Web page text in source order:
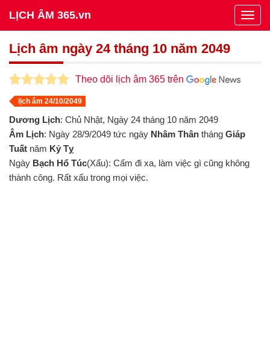
LỊCH ÂM 365.vn
Lịch âm ngày 24 tháng 10 năm 2049
Theo dõi lịch âm 365 trên
lịch âm 24/10/2049
Dương Lịch: Chủ Nhật, Ngày 24 tháng 10 năm 2049
Âm Lịch: Ngày 28/9/2049 tức ngày Nhâm Thân tháng Giáp
Tuất năm Kỷ Tỵ
Ngày Bạch Hổ Túc(Xấu): Cấm đi xa, làm việc gì cũng không
thành công. Rất xấu trong mọi việc.